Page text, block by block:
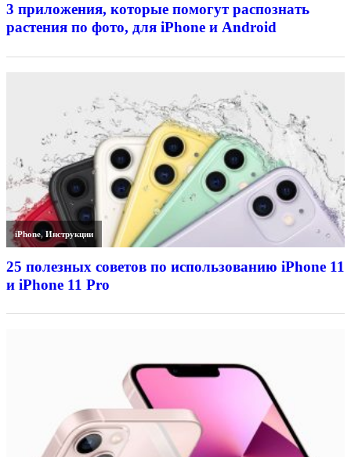
3 приложения, которые помогут распознать
растения по фото, для iPhone и Android
iPhone,Инструкции
25 полезных советов по использованию iPhone 11
и iPhone 11 Pro